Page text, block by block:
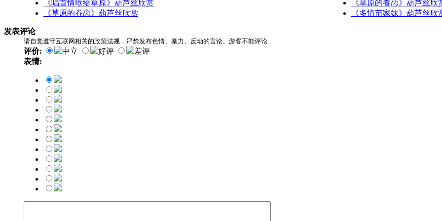
《唱首情歌给草原》葫芦丝欣赏
《草原的眷恋》葫芦丝欣
《草原的眷恋》葫芦丝欣赏
《多情苗家妹》葫芦丝欣
发表评论
请自觉遵守互联网相关的政策法规，严禁发布色情、暴力、反动的言论。游客不能评论
评价: 中立 好评
差评
表情: